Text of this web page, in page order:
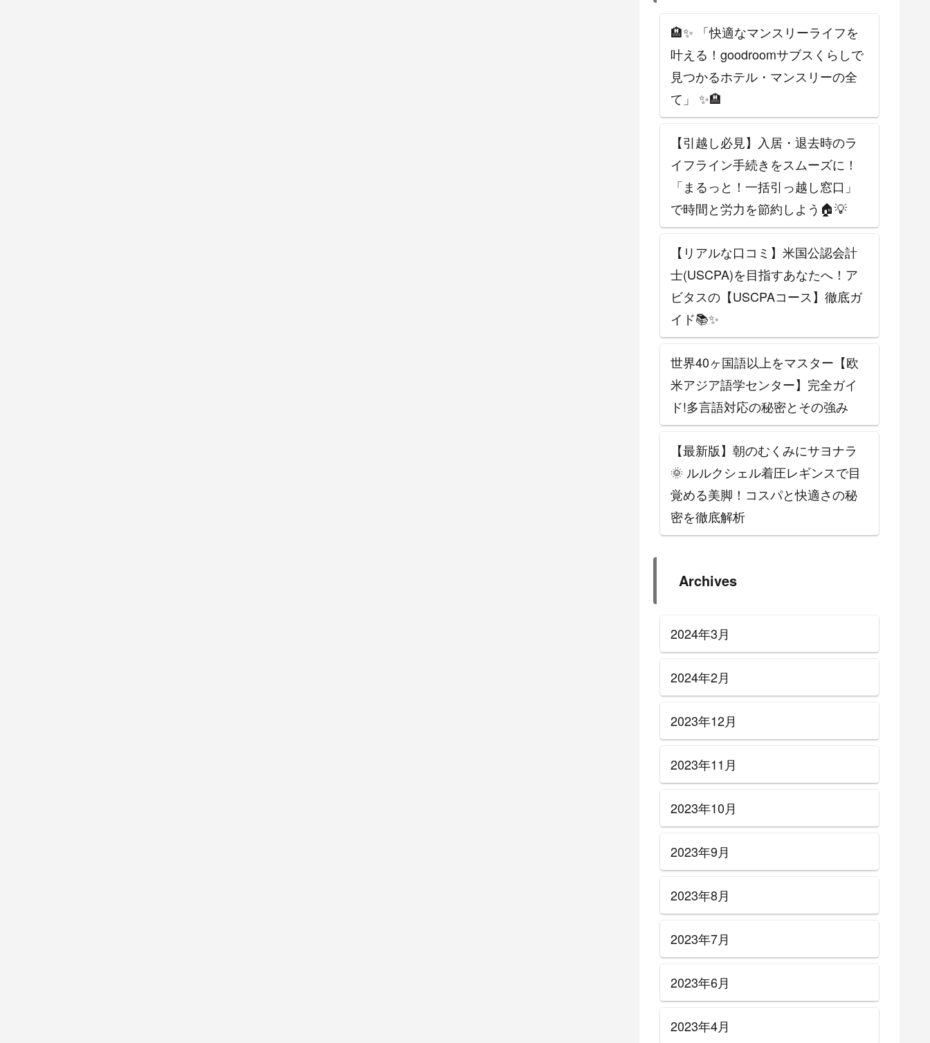
🏨✨ 「快適なマンスリーライフを
叶える！goodroomサブスくらしで
見つかるホテル・マンスリーの全
て」 ✨🏨
【引越し必見】入居・退去時のラ
イフライン手続きをスムーズに！
「まるっと！一括引っ越し窓口」
で時間と労力を節約しよう🏠💡
【リアルな口コミ】米国公認会計
士(USCPA)を目指すあなたへ！ア
ビタスの【USCPAコース】徹底ガ
イド📚✨
世界40ヶ国語以上をマスター【欧
米アジア語学センター】完全ガイ
ド!多言語対応の秘密とその強み
【最新版】朝のむくみにサヨナラ
🌞 ルルクシェル着圧レギンスで目
覚める美脚！コスパと快適さの秘
密を徹底解析
Archives
2024年3月
2024年2月
2023年12月
2023年11月
2023年10月
2023年9月
2023年8月
2023年7月
2023年6月
2023年4月